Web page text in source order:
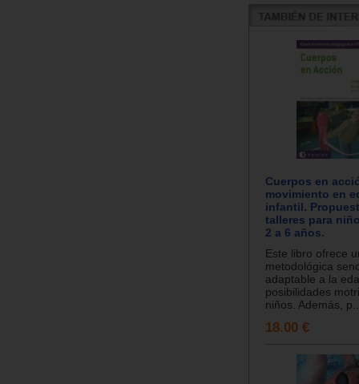
Cuerpos en
movimiento en
infantil.
talleres para
2 a 6 años.
Este libro ofrece
metodológica
adaptable a la
posibilidades
niños. Además,
18.00 €